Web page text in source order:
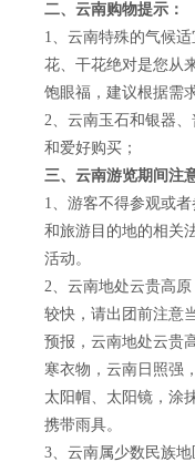
二、云南购物提示：
1、云南特殊的气候
花、干花绝对是您从
饱眼福，建议根据需
2、云南玉石和银器
和爱好购买；
三、云南游览期间注
1、游客不得参观或
和旅游目的地的相关
活动。
2、云南地处云贵高
较快，请出团前注意
预报，云南地处云贵
寒衣物，云南日照强
太阳帽、太阳镜，涂
携带雨具。
3、云南属少数民族